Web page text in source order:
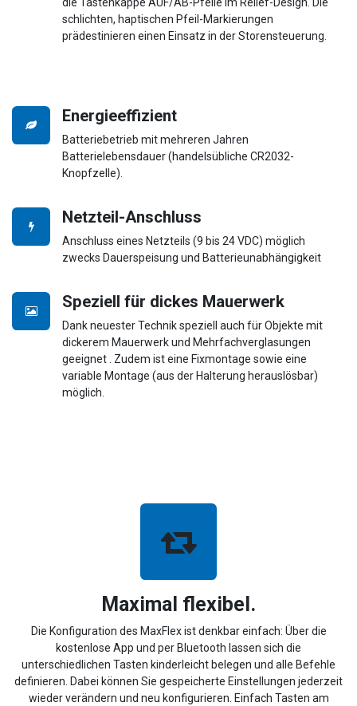
schlichten, haptischen Pfeil-Markierungen
prädestinieren einen Einsatz in der Storensteuerung.
Energieeffizient
Batteriebetrieb mit mehreren Jahren
Batterielebensdauer (handelsübliche CR2032-
Knopfzelle).
Netzteil-Anschluss
Anschluss eines Netzteils (9 bis 24 VDC) möglich
zwecks Dauerspeisung und Batterieunabhängigkeit
Speziell für dickes Mauerwerk
Dank neuester Technik speziell auch für Objekte mit
dickerem Mauerwerk und Mehrfachverglasungen
geeignet . Zudem ist eine Fixmontage sowie eine
variable Montage (aus der Halterung herauslösbar)
möglich.
Maximal flexibel.
Die Konfiguration des MaxFlex ist denkbar einfach: Über die
kostenlose App und per Bluetooth lassen sich die
unterschiedlichen Tasten kinderleicht belegen und alle Befehle
definieren. Dabei können Sie gespeicherte Einstellungen jederzeit
wieder verändern und neu konfigurieren. Einfach Tasten am